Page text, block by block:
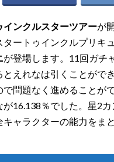
インクルスターツアーが
タートゥインクルプリキ
が登場します。11回ガチ
とえれなは引くことがで
で問題なく進めることが
が16.138％でした。星2
ャラクターの能力をま